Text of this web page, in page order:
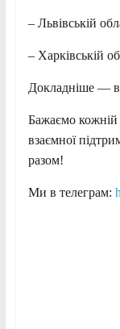
– Львівській
– Харківській
Докладніше — в
Бажаємо кожній
взаємної
разом!
Ми в телеграм: